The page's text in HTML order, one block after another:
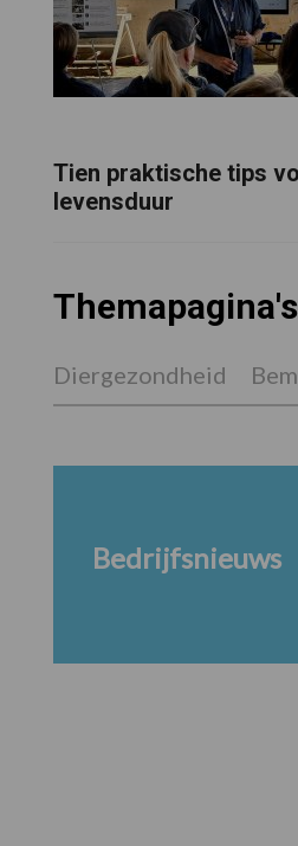
Tien praktische tips
levensduur
Themapagina's
Diergezondheid
Bedrijfsnieuws